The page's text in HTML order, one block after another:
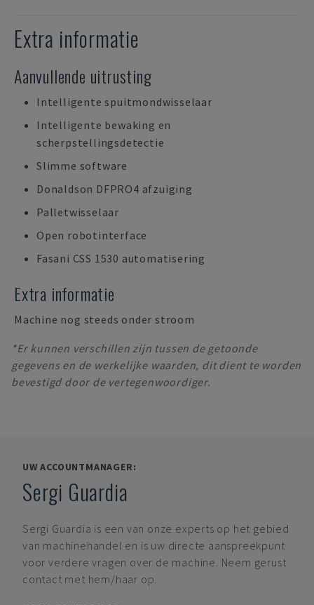
Extra informatie
Aanvullende uitrusting
Intelligente spuitmondwisselaar
Intelligente bewaking en
scherpstellingsdetectie
Slimme software
Donaldson DFPRO4 afzuiging
Palletwisselaar
Open robotinterface
Fasani CSS 1530 automatisering
Extra informatie
Machine nog steeds onder stroom
*Er kunnen verschillen zijn tussen de getoonde
gegevens en de werkelijke waarden, dit dient te worden
bevestigd door de vertegenwoordiger.
UW ACCOUNTMANAGER:
Sergi Guardia
Sergi Guardia is een van onze experts op het gebied
van machinehandel en is uw directe aanspreekpunt
voor verdere vragen over de machine. Neem gerust
contact met hem/haar op.